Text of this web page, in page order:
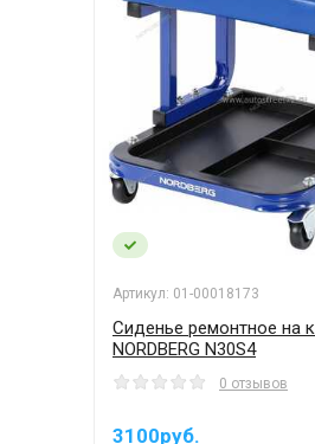
Артикул: 01-00018173
Сиденье ремонтное на
NORDBERG N30S4
0 отзывов
3100руб.